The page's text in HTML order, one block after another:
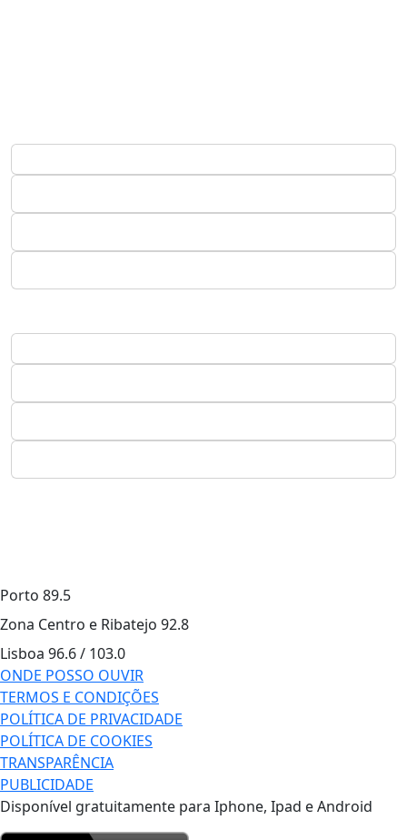
Porto 89.5
Zona Centro e Ribatejo 92.8
Lisboa 96.6 / 103.0
ONDE POSSO OUVIR
TERMOS E CONDIÇÕES
POLÍTICA DE PRIVACIDADE
POLÍTICA DE COOKIES
TRANSPARÊNCIA
PUBLICIDADE
Disponível gratuitamente para Iphone, Ipad e Android